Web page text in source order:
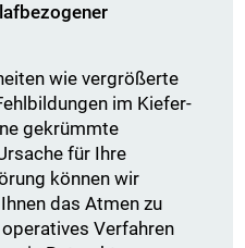
wie vergrößerte
im Kiefer-
gekrümmte
für Ihre
können wir
das Atmen zu
Verfahren